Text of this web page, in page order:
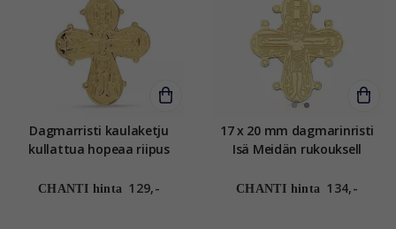
Dagmarristi kaulaketju
kullattua hopeaa riipus
CHANTI hinta 129,-
17 x 20 mm dagmarinristi
Isä Meidän rukouksell
CHANTI hinta 134,-